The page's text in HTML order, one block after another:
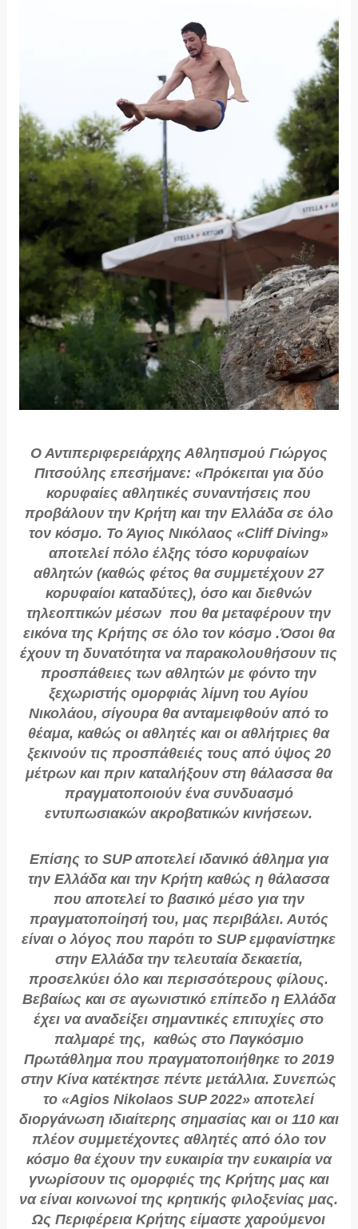
Ο Αντιπεριφερειάρχης Αθλητισμού Γιώργος
Πιτσούλης επεσήμανε: «Πρόκειται για δύο
κορυφαίες αθλητικές συναντήσεις που
προβάλουν την Κρήτη και την Ελλάδα σε όλο
τον κόσμο. Το Άγιος Νικόλαος «Cliff Diving»
αποτελεί πόλο έλξης τόσο κορυφαίων
αθλητών (καθώς φέτος θα συμμετέχουν 27
κορυφαίοι καταδύτες), όσο και διεθνών
τηλεοπτικών μέσων που θα μεταφέρουν την
εικόνα της Κρήτης σε όλο τον κόσμο .Όσοι θα
έχουν τη δυνατότητα να παρακολουθήσουν τις
προσπάθειες των αθλητών με φόντο την
ξεχωριστής ομορφιάς λίμνη του Αγίου
Νικολάου, σίγουρα θα ανταμειφθούν από το
θέαμα, καθώς οι αθλητές και οι αθλήτριες θα
ξεκινούν τις προσπάθειές τους από ύψος 20
μέτρων και πριν καταλήξουν στη θάλασσα θα
πραγματοποιούν ένα συνδυασμό
εντυπωσιακών ακροβατικών κινήσεων.
Επίσης το SUP αποτελεί ιδανικό άθλημα για
την Ελλάδα και την Κρήτη καθώς η θάλασσα
που αποτελεί το βασικό μέσο για την
πραγματοποίησή του, μας περιβάλει. Αυτός
είναι ο λόγος που παρότι το SUP εμφανίστηκε
στην Ελλάδα την τελευταία δεκαετία,
προσελκύει όλο και περισσότερους φίλους.
Βεβαίως και σε αγωνιστικό επίπεδο η Ελλάδα
έχει να αναδείξει σημαντικές επιτυχίες στο
παλμαρέ της, καθώς στο Παγκόσμιο
Πρωτάθλημα που πραγματοποιήθηκε το 2019
στην Κίνα κατέκτησε πέντε μετάλλια. Συνεπώς
το «Agios Nikolaos SUP 2022» αποτελεί
διοργάνωση ιδιαίτερης σημασίας και οι 110 και
πλέον συμμετέχοντες αθλητές από όλο τον
κόσμο θα έχουν την ευκαιρία την ευκαιρία να
γνωρίσουν τις ομορφιές της Κρήτης μας και
να είναι κοινωνοί της κρητικής φιλοξενίας μας.
Ως Περιφέρεια Κρήτης είμαστε χαρούμενοι